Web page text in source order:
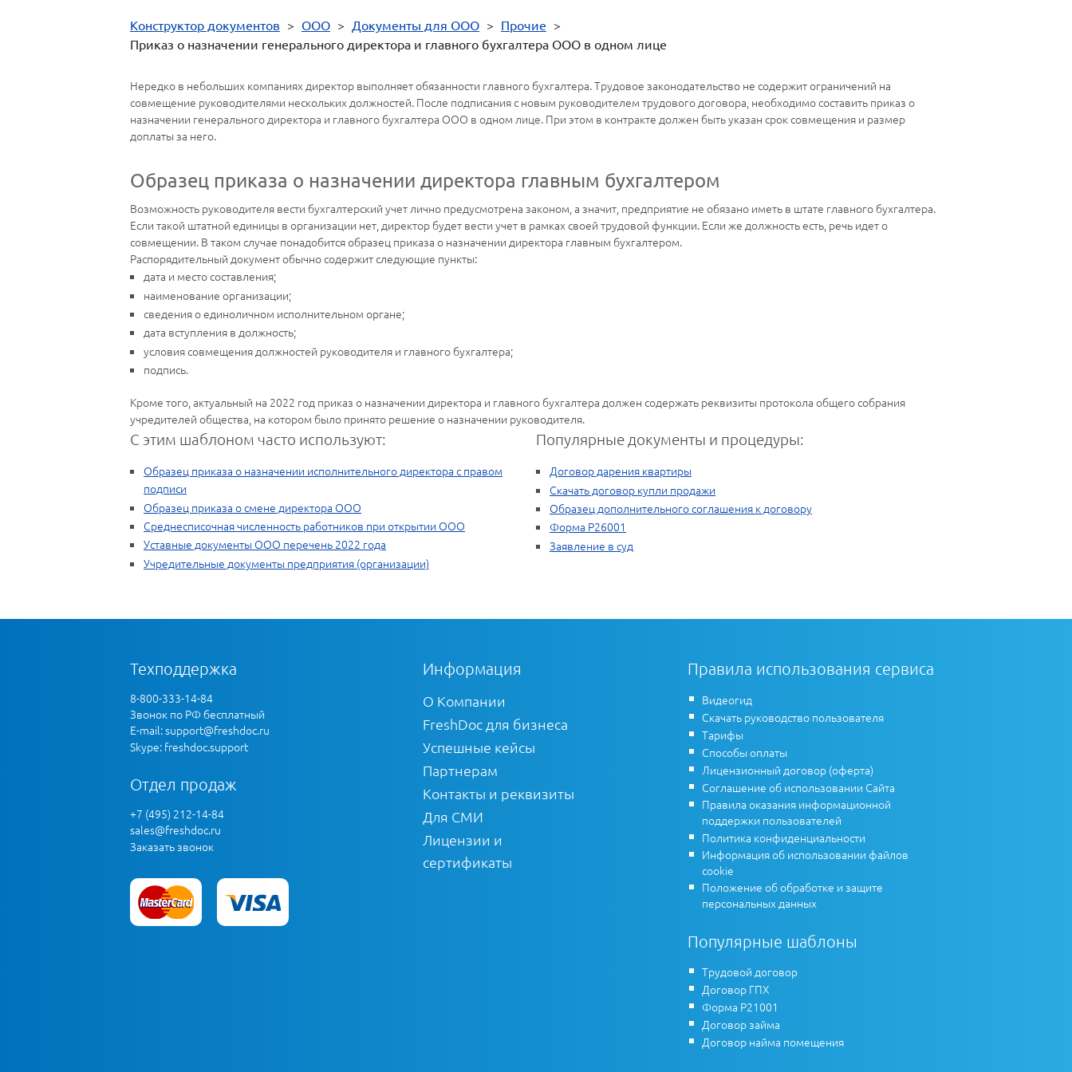
Конструктор документов > ООО > Документы для ООО > Прочие >
Приказ о назначении генерального директора и главного бухгалтера ООО в одном лице
Нередко в небольших компаниях директор выполняет обязанности главного бухгалтера. Трудовое законодательство не содержит ограничений на
совмещение руководителями нескольких должностей. После подписания с новым руководителем трудового договора, необходимо составить приказ о
назначении генерального директора и главного бухгалтера ООО в одном лице. При этом в контракте должен быть указан срок совмещения и размер
доплаты за него.
Образец приказа о назначении директора главным бухгалтером
Возможность руководителя вести бухгалтерский учет лично предусмотрена законом, а значит, предприятие не обязано иметь в штате главного бухгалтера.
Если такой штатной единицы в организации нет, директор будет вести учет в рамках своей трудовой функции. Если же должность есть, речь идет о
совмещении. В таком случае понадобится образец приказа о назначении директора главным бухгалтером.
Распорядительный документ обычно содержит следующие пункты:
дата и место составления;
наименование организации;
сведения о единоличном исполнительном органе;
дата вступления в должность;
условия совмещения должностей руководителя и главного бухгалтера;
подпись.
Кроме того, актуальный на 2022 год приказ о назначении директора и главного бухгалтера должен содержать реквизиты протокола общего собрания
учредителей общества, на котором было принято решение о назначении руководителя.
С этим шаблоном часто используют:
Образец приказа о назначении исполнительного директора с правом
подписи
Образец приказа о смене директора ООО
Среднесписочная численность работников при открытии ООО
Уставные документы ООО перечень 2022 года
Учредительные документы предприятия (организации)
Популярные документы и процедуры:
Договор дарения квартиры
Скачать договор купли продажи
Образец дополнительного соглашения к договору
Форма Р26001
Заявление в суд
Техподдержка
8-800-333-14-84
Звонок по РФ бесплатный
E-mail:support@freshdoc.ru
Skype: freshdoc.support
Отдел продаж
+7 (495) 212-14-84
sales@freshdoc.ru
Заказать звонок
Информация
О Компании
FreshDoc для бизнеса
Успешные кейсы
Партнерам
Контакты и реквизиты
Для СМИ
Лицензии и
сертификаты
Правила использования сервиса
Видеогид
Скачать руководство пользователя
Тарифы
Способы оплаты
Лицензионный договор (оферта)
Соглашение об использовании Сайта
Правила оказания информационной
поддержки пользователей
Политика конфиденциальности
Информация об использовании файлов
cookie
Положение об обработке и защите
персональных данных
Популярные шаблоны
Трудовой договор
Договор ГПХ
Форма Р21001
Договор займа
Договор найма помещения